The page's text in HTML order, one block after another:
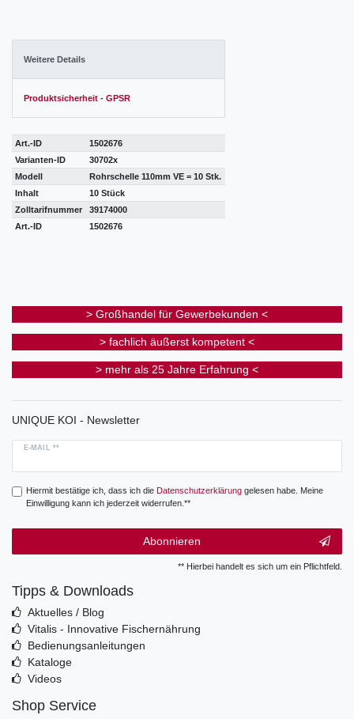
Weitere Details
Produktsicherheit - GPSR
Art.-ID
1502676
Varianten-ID
30702x
Modell
Rohrschelle 110mm VE = 10 Stk.
Inhalt
10 Stück
Zolltarifnummer
39174000
Art.-ID
1502676
> Großhandel für Gewerbekunden <
> fachlich äußerst kompetent <
> mehr als 25 Jahre Erfahrung <
UNIQUE KOI - Newsletter
E-MAIL **
Hiermit bestätige ich, dass ich die Daten­schutz­erklärunggelesen habe. Meine
Einwilligung kann ich jederzeit widerrufen.**
Abonnieren
** Hierbei handelt es sich um ein Pflichtfeld.
Tipps & Downloads
Aktuelles / Blog
Vitalis - Innovative Fischernährung
Bedienungsanleitungen
Kataloge
Videos
Shop Service